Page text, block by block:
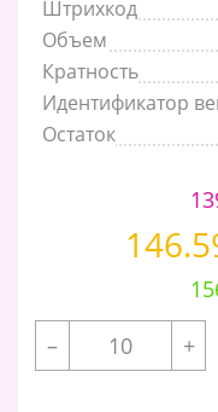
Штрихкод
Объем
Кратность
Идентификатор
Остаток
–
+